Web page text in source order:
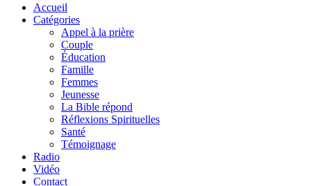
Accueil
Catégories
Appel à la prière
Couple
Éducation
Famille
Femmes
Jeunesse
La Bible répond
Réflexions Spirituelles
Santé
Témoignage
Radio
Vidéo
Contact